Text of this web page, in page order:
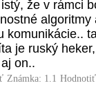
že v rámci
komunikácie..
je ruský
on..
Známka: 1.1